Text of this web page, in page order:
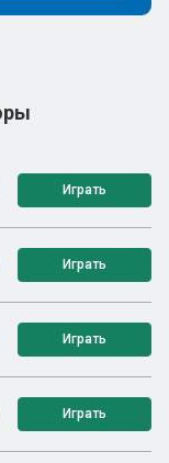
Играть
Играть
Играть
Играть